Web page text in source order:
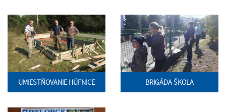
UMIESTŇOVANIE HÚFNICE BRIGÁDA ŠKOLA